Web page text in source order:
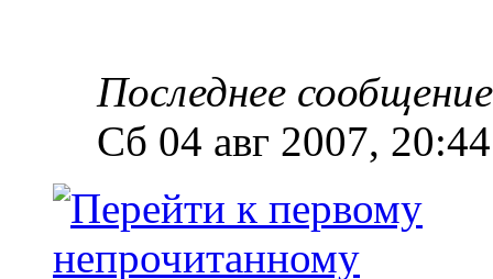
Последнее
Сб 04 авг 2007, 20:44